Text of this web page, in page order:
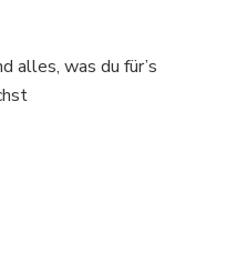
alles, was du für’s